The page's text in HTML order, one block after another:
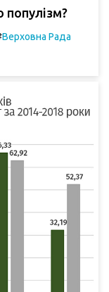
популізм?
Верховна Рада